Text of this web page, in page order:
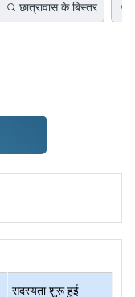
छात्रावास के बिस्तर
सदस्यता शुरू हुई